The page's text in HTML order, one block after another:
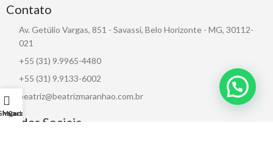
Contato
Av. Getúlio Vargas, 851 - Savassi, Belo Horizonte - MG, 30112-
021
+55 (31) 9.9965-4480
+55 (31) 9.9133-6002
beatriz@beatrizmaranhao.com.br
Redes Sociais
Cart
My account